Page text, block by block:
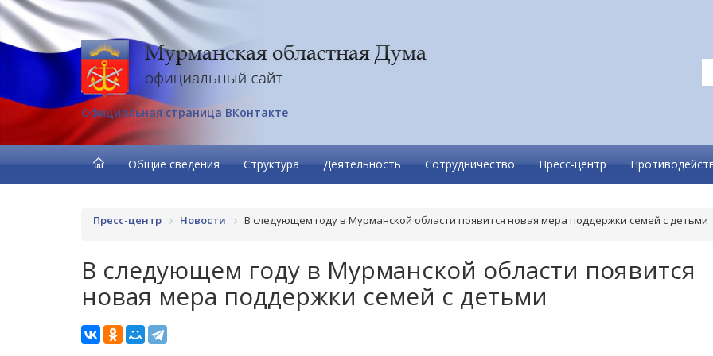
Официальная страница ВКонтакте
Общие сведения Структура Деятельность Сотрудничество Пресс-центр
Пресс-центр Новости В следующем году в Мурманской области появится новая мера поддержки семей с детьми
В следующем году в Мурманской области появится
новая мера поддержки семей с детьми